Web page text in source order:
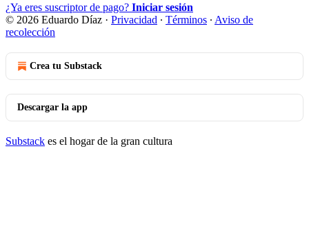
¿Ya eres suscriptor de pago? Iniciar sesión
© 2026 Eduardo Díaz · Privacidad ∙ Términos ∙ Aviso de
recolección
Crea tu Substack
Descargar la app
Substack es el hogar de la gran cultura